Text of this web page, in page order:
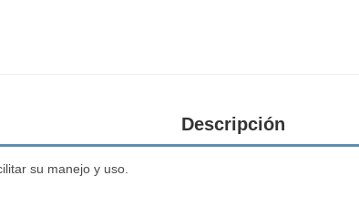
Descripción
su manejo y uso.